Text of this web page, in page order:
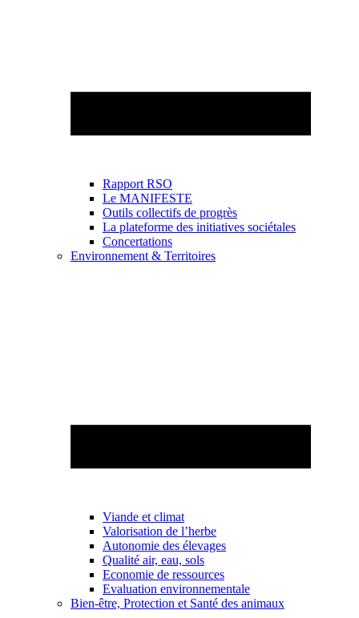
Rapport RSO
Le MANIFESTE
Outils collectifs de progrès
La plateforme des initiatives sociétales
Concertations
Environnement & Territoires
Viande et climat
Valorisation de l’herbe
Autonomie des élevages
Qualité air, eau, sols
Economie de ressources
Evaluation environnementale
Bien-être, Protection et Santé des animaux